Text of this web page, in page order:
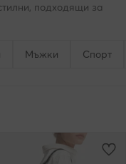
подходящи за
Мъжки Спорт